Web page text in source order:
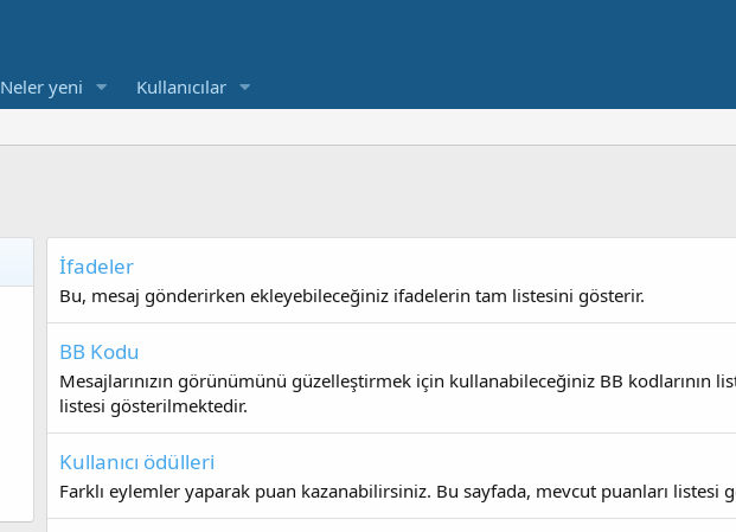
Neler yeni Kullanıcılar
İfadeler
Bu, mesaj gönderirken ekleyebileceğiniz ifadelerin tam listesini gösterir.
BB Kodu
Mesajlarınızın görünümünü güzelleştirmek için kullanabileceğiniz BB kodlarının
listesi gösterilmektedir.
Kullanıcı ödülleri
Farklı eylemler yaparak puan kazanabilirsiniz. Bu sayfada, mevcut puanları listesi